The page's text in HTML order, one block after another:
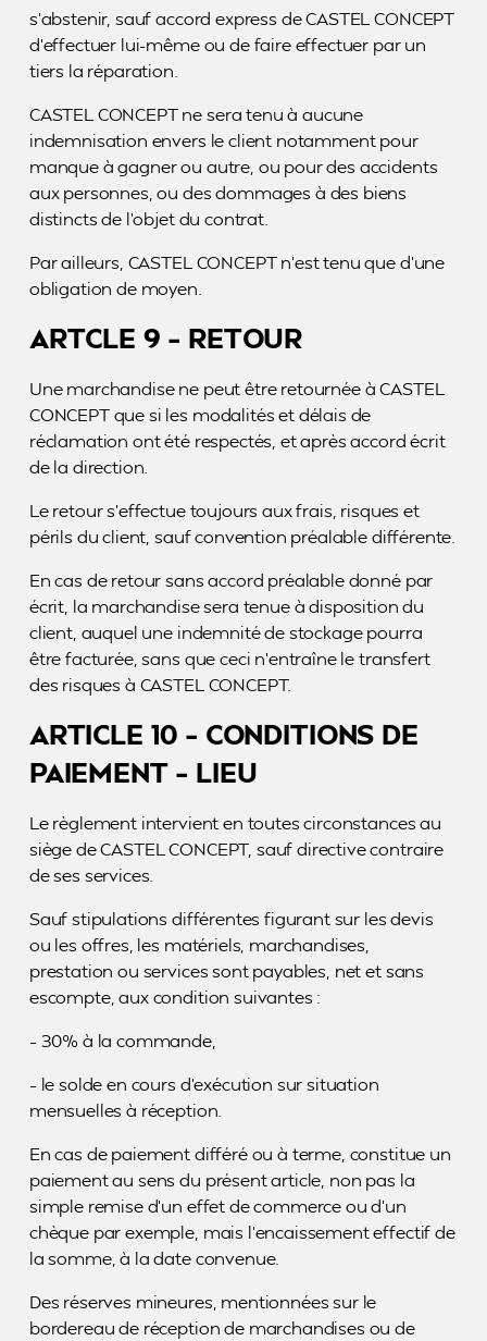
s’abstenir, sauf accord express de CASTEL CONCEPT
d’effectuer lui-même ou de faire effectuer par un
tiers la réparation.
CASTEL CONCEPT ne sera tenu à aucune
indemnisation envers le client notamment pour
manque à gagner ou autre, ou pour des accidents
aux personnes, ou des dommages à des biens
distincts de l’objet du contrat.
Par ailleurs, CASTEL CONCEPT n’est tenu que d’une
obligation de moyen.
ARTCLE 9 – RETOUR
Une marchandise ne peut être retournée à CASTEL
CONCEPT que si les modalités et délais de
réclamation ont été respectés, et après accord écrit
de la direction.
Le retour s’effectue toujours aux frais, risques et
périls du client, sauf convention préalable différente.
En cas de retour sans accord préalable donné par
écrit, la marchandise sera tenue à disposition du
client, auquel une indemnité de stockage pourra
être facturée, sans que ceci n’entraîne le transfert
des risques à CASTEL CONCEPT.
ARTICLE 10 – CONDITIONS DE
PAIEMENT – LIEU
Le règlement intervient en toutes circonstances au
siège de CASTEL CONCEPT, sauf directive contraire
de ses services.
Sauf stipulations différentes figurant sur les devis
ou les offres, les matériels, marchandises,
prestation ou services sont payables, net et sans
escompte, aux condition suivantes :
– 30% à la commande,
– le solde en cours d’exécution sur situation
mensuelles à réception.
En cas de paiement différé ou à terme, constitue un
paiement au sens du présent article, non pas la
simple remise d’un effet de commerce ou d’un
chèque par exemple, mais l’encaissement effectif de
la somme, à la date convenue.
Des réserves mineures, mentionnées sur le
bordereau de réception de marchandises ou de